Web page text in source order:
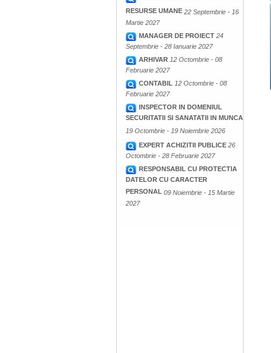
RESURSE UMANE 22 Septembrie - 16
Martie 2027
MANAGER DE PROIECT 24
Septembrie - 28 Ianuarie 2027
ARHIVAR 12 Octombrie - 08
Februarie 2027
CONTABIL 12 Octombrie - 08
Februarie 2027
INSPECTOR IN DOMENIUL
SECURITATII SI SANATATII IN MUNCA
19 Octombrie - 19 Noiembrie 2026
EXPERT ACHIZITII PUBLICE 26
Octombrie - 28 Februarie 2027
RESPONSABIL CU PROTECTIA
DATELOR CU CARACTER
PERSONAL 09 Noiembrie - 15 Martie
2027